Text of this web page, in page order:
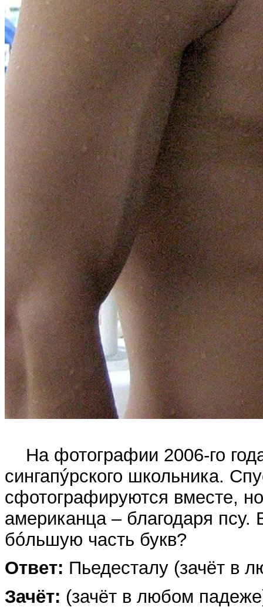
На фотографии 2006-го
сингапýрского школьника.
сфотографируются вместе,
американца – благодаря
бóльшую часть букв?
Ответ: Пьедесталу (зачёт в
Зачёт: (зачёт в любом